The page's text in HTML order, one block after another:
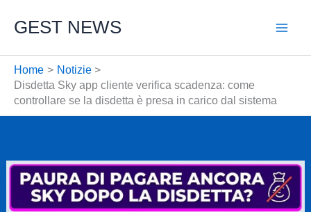
GEST NEWS
Home
Notizie
Disdetta Sky app cliente verifica scadenza: come
controllare se la disdetta è presa in carico dal sistema